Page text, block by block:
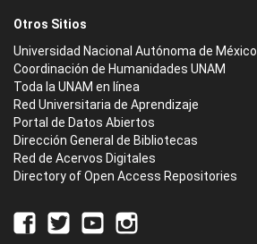
Otros Sitios
Universidad Nacional Autónoma de México
Coordinación de Humanidades UNAM
Toda la UNAM en línea
Red Universitaria de Aprendizaje
Portal de Datos Abiertos
Dirección General de Bibliotecas
Red de Acervos Digitales
Directory of Open Access Repositories